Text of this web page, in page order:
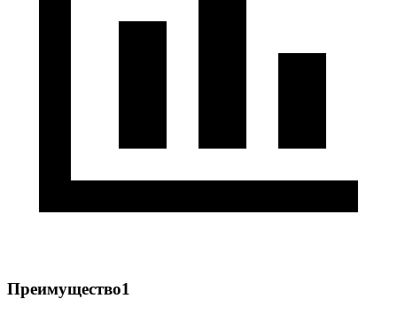
Преимущество1